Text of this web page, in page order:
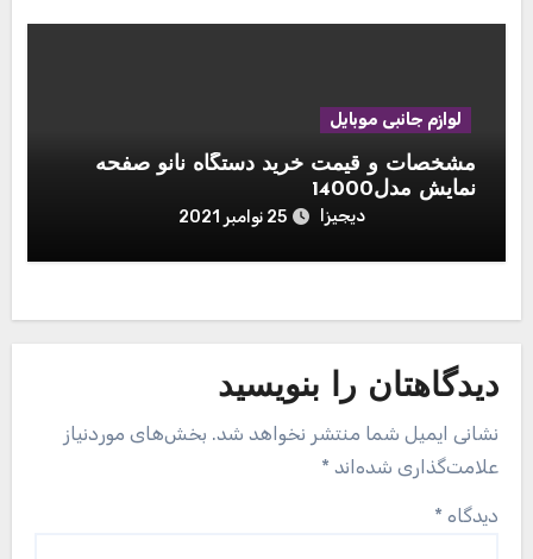
لوازم جانبی موبایل
مشخصات و قیمت خرید دستگاه نانو صفحه
نمایش مدل14000
دیجیزا 25 نوامبر 2021
دیدگاهتان را بنویسید
نشانی ایمیل شما منتشر نخواهد شد. بخش‌های موردنیاز
علامت‌گذاری شده‌اند *
دیدگاه *